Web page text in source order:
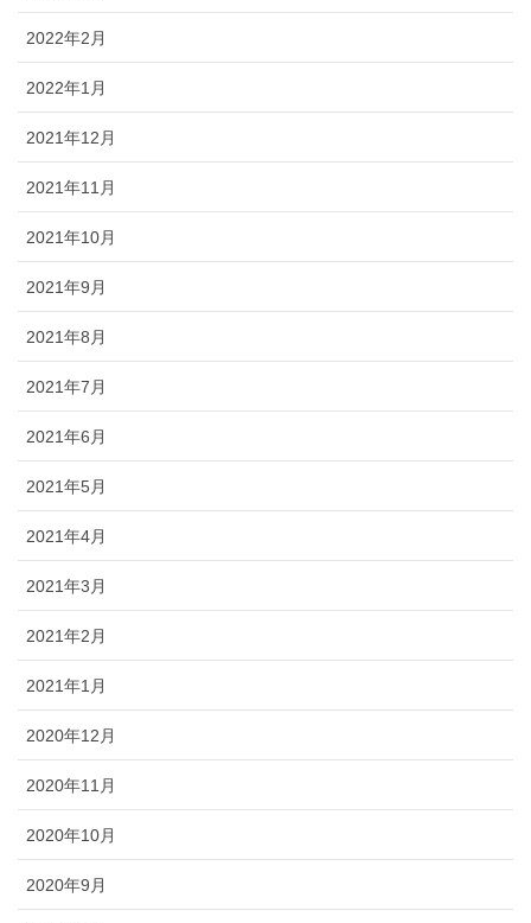
2022年2月
2022年1月
2021年12月
2021年11月
2021年10月
2021年9月
2021年8月
2021年7月
2021年6月
2021年5月
2021年4月
2021年3月
2021年2月
2021年1月
2020年12月
2020年11月
2020年10月
2020年9月